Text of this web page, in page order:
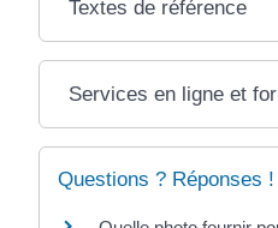
Textes de référence
Services en ligne et
Questions ? Réponses !